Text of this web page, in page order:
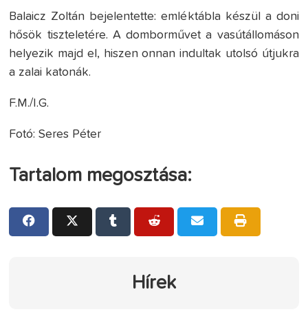
Balaicz Zoltán bejelentette: emléktábla készül a doni
hősök tiszteletére. A domborművet a vasútállomáson
helyezik majd el, hiszen onnan indultak utolsó útjukra
a zalai katonák.
F.M./I.G.
Fotó: Seres Péter
Tartalom megosztása:
Hírek